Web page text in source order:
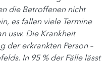
die Betroffenen nicht
es fallen viele Termine
usw. Die Krankheit
der erkrankten Person –
In 95 % der Fälle lässt